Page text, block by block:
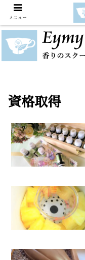
資格取得
メニュー